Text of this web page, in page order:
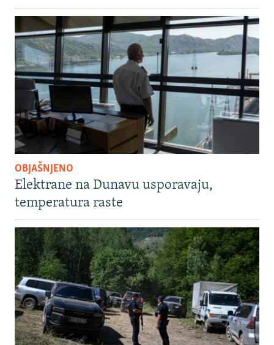
OBJAŠNJENO
Elektrane na Dunavu usporavaju,
temperatura raste